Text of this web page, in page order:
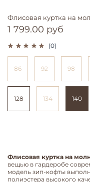
(0)
Флисовая куртка на
1 799.00 руб
86 92 98
128 134 140
Флисовая куртка на
вещью в гардеробе
модель зип-кофты
полиэстера высокого